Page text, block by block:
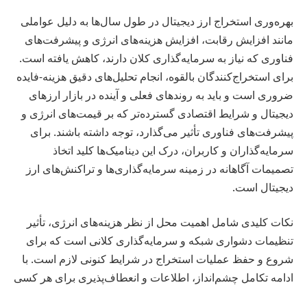
بهره‌وری استخراج ارز دیجیتال در طول سال‌ها به دلیل عواملی
مانند افزایش رقابت، افزایش هزینه‌های انرژی و پیشرفت‌های
فناوری که نیاز به سرمایه‌گذاری کلان دارند، کاهش یافته است.
برای استخراج‌کنندگان بالقوه، انجام تحلیل‌های دقیق هزینه-فایده
ضروری است و باید به روندهای فعلی و آینده در بازار ارزهای
دیجیتال و شرایط اقتصادی گسترده‌تر که بر قیمت‌های انرژی و
پیشرفت‌های فناوری تأثیر می‌گذارد، توجه داشته باشند. برای
سرمایه‌گذاران و کاربران، درک این دینامیک‌ها کلید اتخاذ
تصمیمات آگاهانه در زمینه سرمایه‌گذاری‌ها و تراکنش‌های ارز
دیجیتال است.
نکات کلیدی شامل اهمیت محل از نظر هزینه‌های انرژی، تأثیر
تنظیمات دشواری شبکه و سرمایه‌گذاری کلانی است که برای
شروع و حفظ عملیات استخراج در شرایط کنونی لازم است. با
ادامه تکامل چشم‌انداز، اطلاعات و انعطاف‌پذیری برای هر کسی